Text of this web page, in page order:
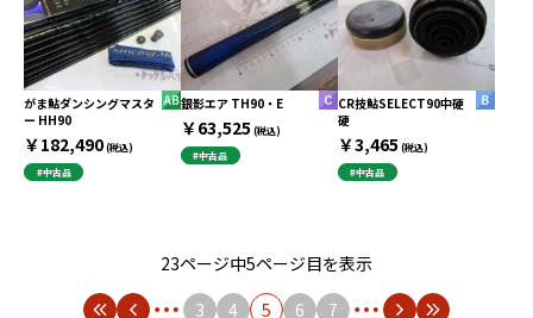
がま鮎ダンシングマスタ
ー HH90
￥182,490(税込)
#中古品
銀影エア TH90・E
￥63,525 (税込)
#中古品
CR技鮎SELECT90中硬
硬
￥3,465 (税込)
#中古品
23ページ中5ページ目を表示
3
4 5 6 7